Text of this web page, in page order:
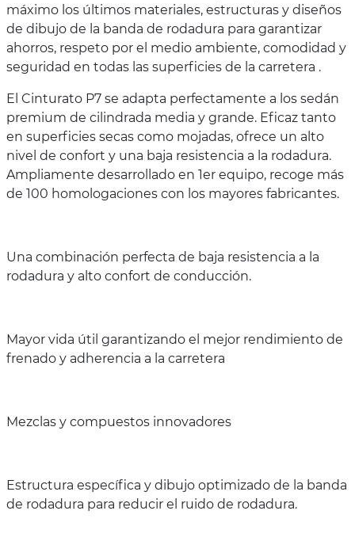
máximo los últimos materiales, estructuras y diseños
de dibujo de la banda de rodadura para garantizar
ahorros, respeto por el medio ambiente, comodidad y
seguridad en todas las superficies de la carretera .
El Cinturato P7 se adapta perfectamente a los sedán
premium de cilindrada media y grande. Eficaz tanto
en superficies secas como mojadas, ofrece un alto
nivel de confort y una baja resistencia a la rodadura.
Ampliamente desarrollado en 1er equipo, recoge más
de 100 homologaciones con los mayores fabricantes.
Una combinación perfecta de baja resistencia a la
rodadura y alto confort de conducción.
Mayor vida útil garantizando el mejor rendimiento de
frenado y adherencia a la carretera
Mezclas y compuestos innovadores
Estructura específica y dibujo optimizado de la banda
de rodadura para reducir el ruido de rodadura.